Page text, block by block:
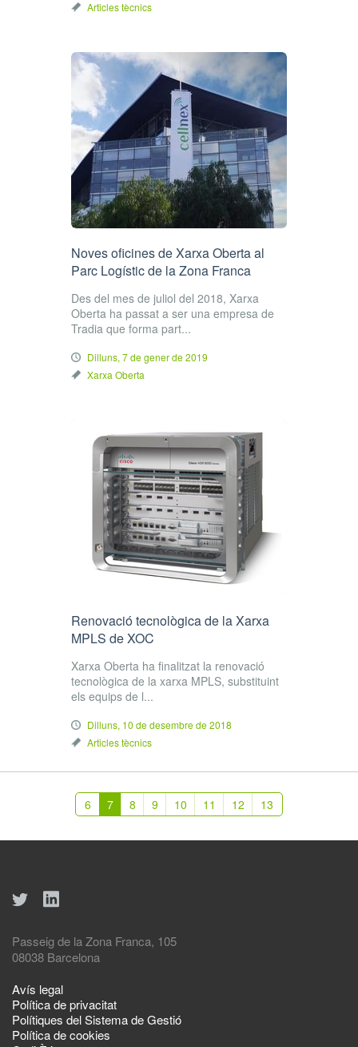
Articles tècnics
Noves oficines de Xarxa Oberta al
Parc Logístic de la Zona Franca
Des del mes de juliol del 2018, Xarxa
Oberta ha passat a ser una empresa de
Tradia que forma part...
Dilluns, 7 de gener de 2019
Xarxa Oberta
Renovació tecnològica de la Xarxa
MPLS de XOC
Xarxa Oberta ha finalitzat la renovació
tecnològica de la xarxa MPLS, substituint
els equips de l...
Dilluns, 10 de desembre de 2018
Articles tècnics
6 7 8 9 10 11 12 13
Passeig de la Zona Franca, 105
08038 Barcelona
Avís legal
Política de privacitat
Polítiques del Sistema de Gestió
Política de cookies